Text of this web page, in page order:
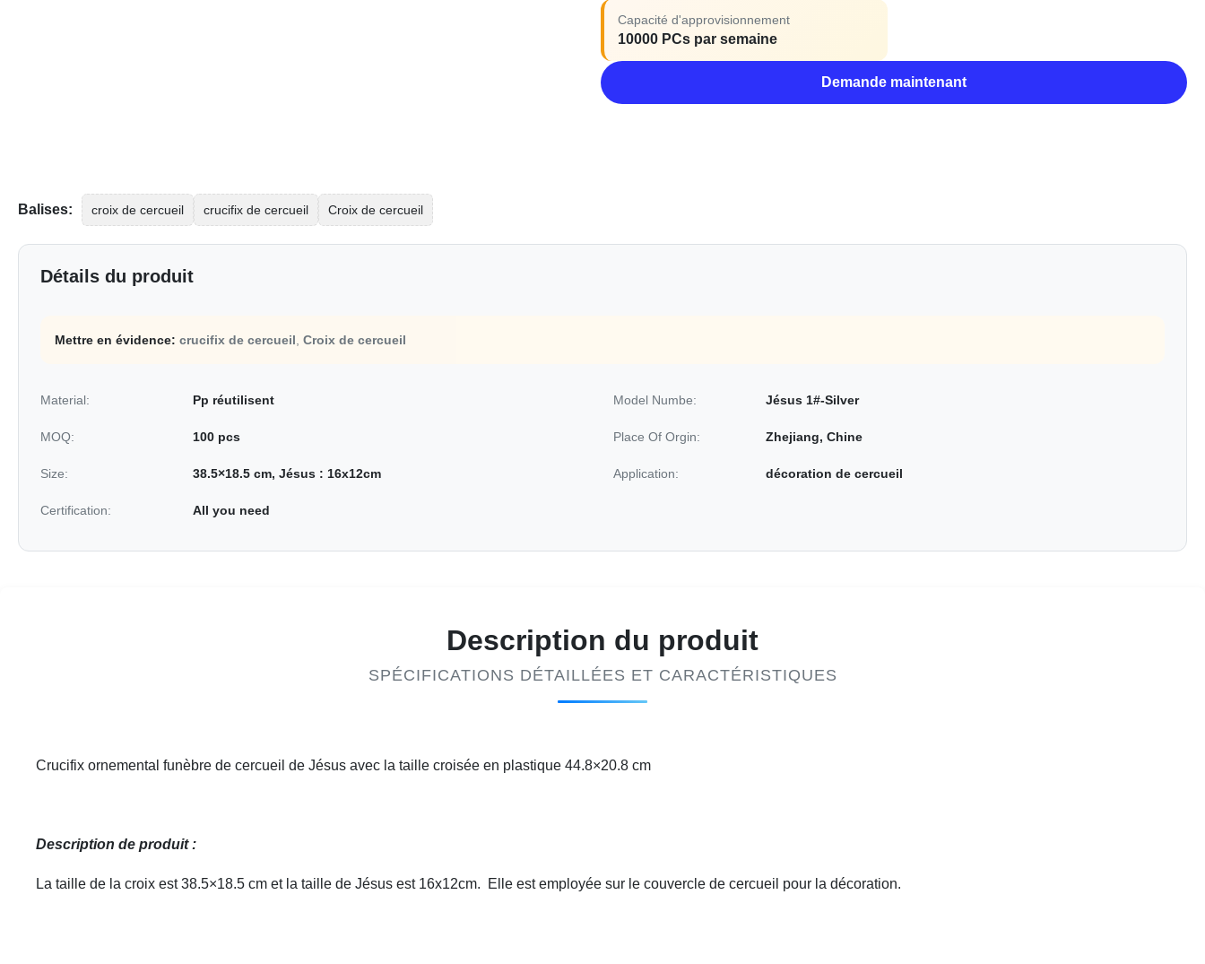
Capacité d'approvisionnement
10000 PCs par semaine
Demande maintenant
Balises: croix de cercueil crucifix de cercueil Croix de cercueil
Détails du produit
Mettre en évidence: crucifix de cercueil Croix de cercueil
Material: Pp réutilisent Model Numbe: Jésus 1#-Silver
MOQ: 100 pcs Place Of Orgin: Zhejiang, Chine
Size: 38.5×18.5 cm, Jésus : 16x12cm Application: décoration de cercueil
Certification: All you need
Description du produit
SPÉCIFICATIONS DÉTAILLÉES ET CARACTÉRISTIQUES
Crucifix ornemental funèbre de cercueil de Jésus avec la taille croisée en plastique 44.8×20.8 cm
Description de produit :
La taille de la croix est 38.5×18.5 cm et la taille de Jésus est 16x12cm. Elle est employée sur le couvercle de cercueil pour la décoration.